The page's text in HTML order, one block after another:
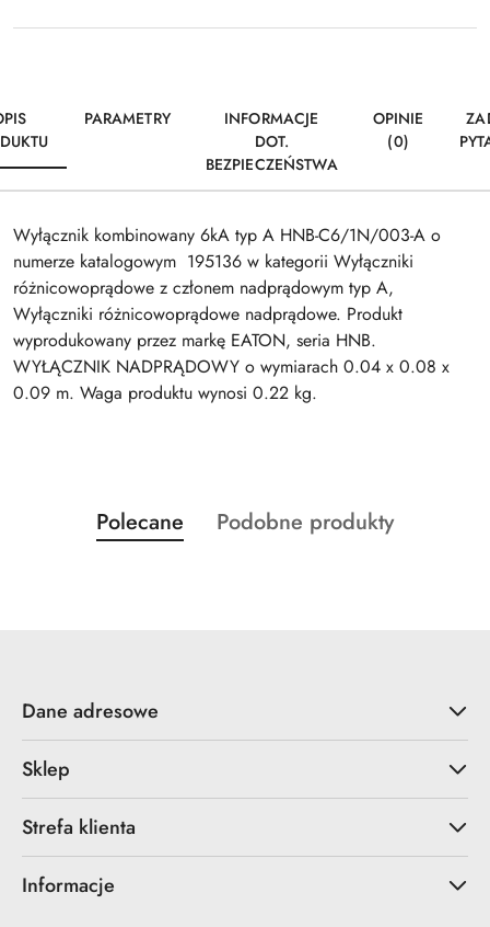
PARAMETRY
INFORMACJE
DOT.
BEZPIECZEŃSTWA
OPINIE
(0)
Wyłącznik kombinowany 6kA typ A HNB-C6/1N/003-A o
numerze katalogowym 195136 w kategorii Wyłączniki
różnicowoprądowe z członem nadprądowym typ A,
Wyłączniki różnicowoprądowe nadprądowe. Produkt
wyprodukowany przez markę EATON, seria HNB.
WYŁĄCZNIK NADPRĄDOWY o wymiarach 0.04 x 0.08 x
0.09 m. Waga produktu wynosi 0.22 kg.
Pomiń karuzelę produktów
Produkty
o
Polecane
Produkty
Podobne produkty
Dane adresowe
Sklep
Strefa klienta
Informacje